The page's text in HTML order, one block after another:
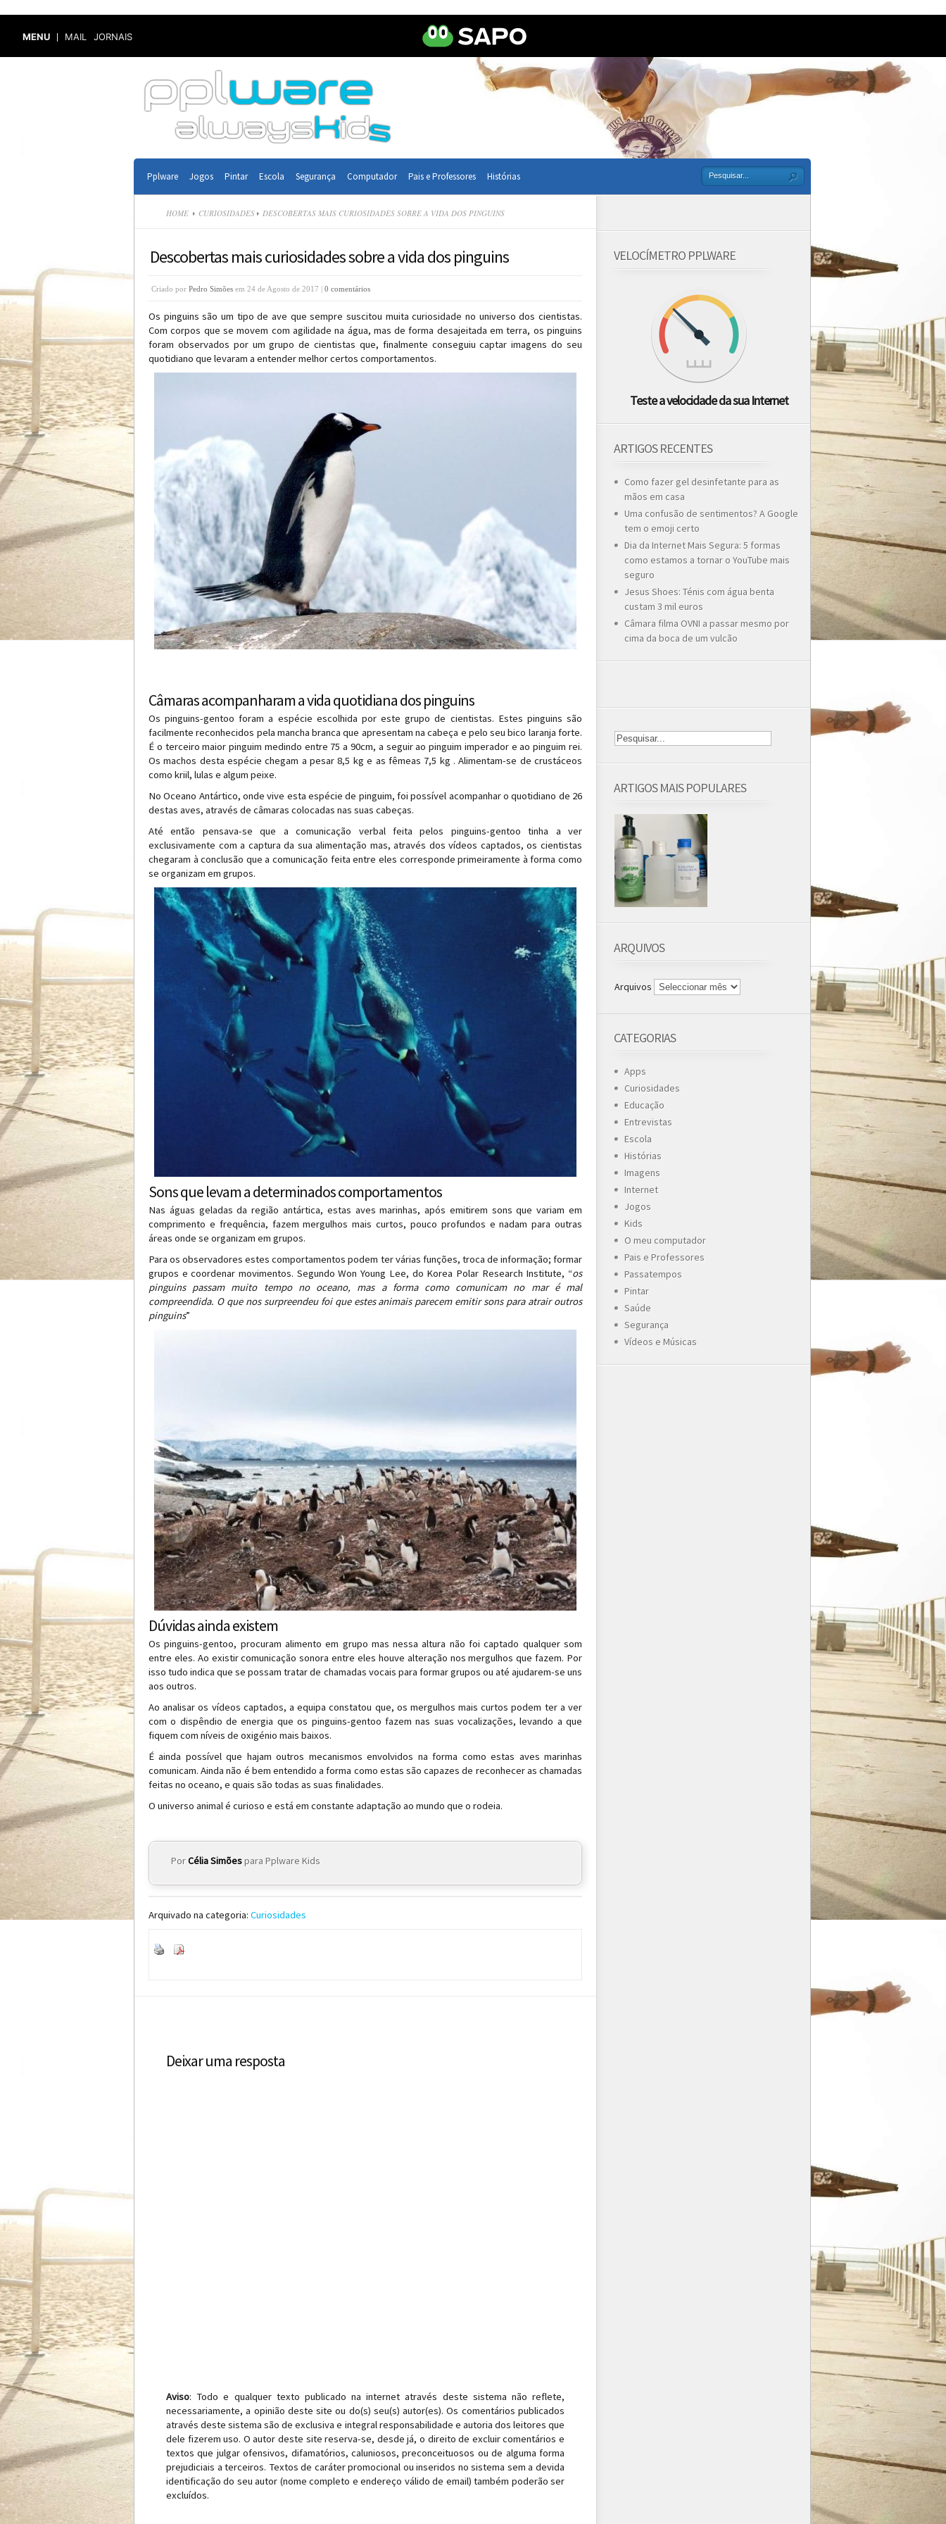
MENU MAIL JORNAIS
Pplware Jogos Pintar Escola Segurança Computador Pais e Professores Histórias
HOME CURIOSIDADES DESCOBERTAS MAIS CURIOSIDADES SOBRE A VIDA DOS PINGUINS
Descobertas mais curiosidades sobre a vida dos pinguins
Criado por Pedro Simões em 24 de Agosto de 2017 | 0 comentários
Os pinguins são um tipo de ave que sempre suscitou muita curiosidade no universo dos cientistas.
Com corpos que se movem com agilidade na água, mas de forma desajeitada em terra, os pinguins
foram observados por um grupo de cientistas que, finalmente conseguiu captar imagens do seu
quotidiano que levaram a entender melhor certos comportamentos.
Câmaras acompanharam a vida quotidiana dos pinguins
Os pinguins-gentoo foram a espécie escolhida por este grupo de cientistas. Estes pinguins são
facilmente reconhecidos pela mancha branca que apresentam na cabeça e pelo seu bico laranja forte.
É o terceiro maior pinguim medindo entre 75 a 90cm, a seguir ao pinguim imperador e ao pinguim rei.
Os machos desta espécie chegam a pesar 8,5 kg e as fêmeas 7,5 kg . Alimentam-se de crustáceos
como kriil, lulas e algum peixe.
No Oceano Antártico, onde vive esta espécie de pinguim, foi possível acompanhar o quotidiano de 26
destas aves, através de câmaras colocadas nas suas cabeças.
Até então pensava-se que a comunicação verbal feita pelos pinguins-gentoo tinha a ver
exclusivamente com a captura da sua alimentação mas, através dos vídeos captados, os cientistas
chegaram à conclusão que a comunicação feita entre eles corresponde primeiramente à forma como
se organizam em grupos.
Sons que levam a determinados comportamentos
Nas águas geladas da região antártica, estas aves marinhas, após emitirem sons que variam em
comprimento e frequência, fazem mergulhos mais curtos, pouco profundos e nadam para outras
áreas onde se organizam em grupos.
Para os observadores estes comportamentos podem ter várias funções, troca de informação; formar
grupos e coordenar movimentos. Segundo Won Young Lee, do Korea Polar Research Institute, “os
pinguins passam muito tempo no oceano, mas a forma como comunicam no mar é mal
compreendida. O que nos surpreendeu foi que estes animais parecem emitir sons para atrair outros
pinguins”
Dúvidas ainda existem
Os pinguins-gentoo, procuram alimento em grupo mas nessa altura não foi captado qualquer som
entre eles. Ao existir comunicação sonora entre eles houve alteração nos mergulhos que fazem. Por
isso tudo indica que se possam tratar de chamadas vocais para formar grupos ou até ajudarem-se uns
aos outros.
Ao analisar os vídeos captados, a equipa constatou que, os mergulhos mais curtos podem ter a ver
com o dispêndio de energia que os pinguins-gentoo fazem nas suas vocalizações, levando a que
fiquem com níveis de oxigénio mais baixos.
É ainda possível que hajam outros mecanismos envolvidos na forma como estas aves marinhas
comunicam. Ainda não é bem entendido a forma como estas são capazes de reconhecer as chamadas
feitas no oceano, e quais são todas as suas finalidades.
O universo animal é curioso e está em constante adaptação ao mundo que o rodeia.
PorCélia Simõespara Pplware Kids
Arquivado na categoria: Curiosidades
Deixar uma resposta
Aviso: Todo e qualquer texto publicado na internet através deste sistema não reflete,
necessariamente, a opinião deste site ou do(s) seu(s) autor(es). Os comentários publicados
através deste sistema são de exclusiva e integral responsabilidade e autoria dos leitores que
dele fizerem uso. O autor deste site reserva-se, desde já, o direito de excluir comentários e
textos que julgar ofensivos, difamatórios, caluniosos, preconceituosos ou de alguma forma
prejudiciais a terceiros. Textos de caráter promocional ou inseridos no sistema sem a devida
identificação do seu autor (nome completo e endereço válido de email) também poderão ser
excluídos.
VELOCÍMETRO PPLWARE
Teste a velocidade da sua Internet
ARTIGOS RECENTES
Como fazer gel desinfetante para as
mãos em casa
Uma confusão de sentimentos? A Google
tem o emoji certo
Dia da Internet Mais Segura: 5 formas
como estamos a tornar o YouTube mais
seguro
Jesus Shoes: Ténis com água benta
custam 3 mil euros
Câmara filma OVNI a passar mesmo por
cima da boca de um vulcão
ARTIGOS MAIS POPULARES
ARQUIVOS
Arquivos
CATEGORIAS
Apps
Curiosidades
Educação
Entrevistas
Escola
Histórias
Imagens
Internet
Jogos
Kids
O meu computador
Pais e Professores
Passatempos
Pintar
Saúde
Segurança
Vídeos e Músicas